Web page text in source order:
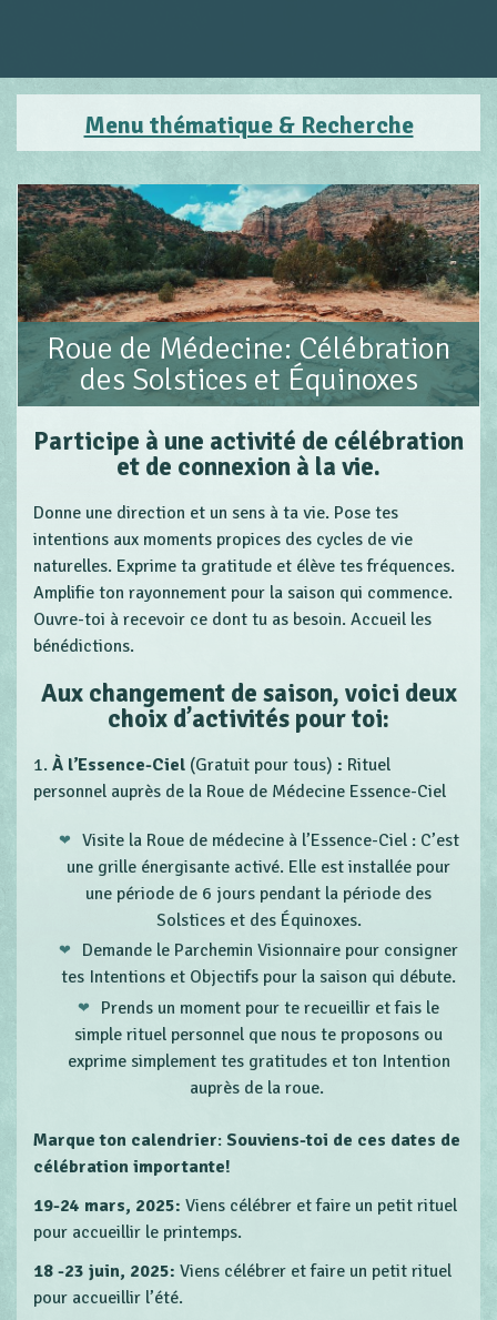
Menu thématique & Recherche
Roue de Médecine: Célébration
des Solstices et Équinoxes
Participe à une activité de célébration
et de connexion à la vie.
Donne une direction et un sens à ta vie. Pose tes
intentions aux moments propices des cycles de vie
naturelles. Exprime ta gratitude et élève tes fréquences.
Amplifie ton rayonnement pour la saison qui commence.
Ouvre-toi à recevoir ce dont tu as besoin. Accueil les
bénédictions.
Aux changement de saison, voici deux
choix d’activités pour toi:
1. À l’Essence-Ciel (Gratuit pour tous) : Rituel
personnel auprès de la Roue de Médecine Essence-Ciel
Visite la Roue de médecine à l’Essence-Ciel : C’est
une grille énergisante activé. Elle est installée pour
une période de 6 jours pendant la période des
Solstices et des Équinoxes.
Demande le Parchemin Visionnaire pour consigner
tes Intentions et Objectifs pour la saison qui débute.
Prends un moment pour te recueillir et fais le
simple rituel personnel que nous te proposons ou
exprime simplement tes gratitudes et ton Intention
auprès de la roue.
Marque ton calendrier: Souviens-toi de ces dates de
célébration importante!
19-24 mars, 2025: Viens célébrer et faire un petit rituel
pour accueillir le printemps.
18 -23 juin, 2025: Viens célébrer et faire un petit rituel
pour accueillir l’été.